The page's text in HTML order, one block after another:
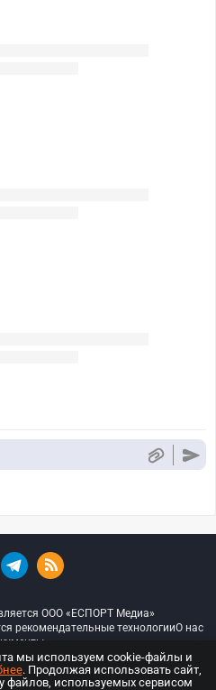
ООО «ЕСПОРТ Медиа»
рекомендательные технологииО нас
— Все права защищены
мы используем cookie-файлы и
. Продолжая использовать сайт,
файлов, используемых сервисом